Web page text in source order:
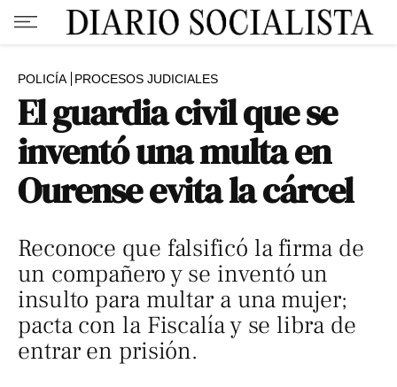
POLICÍA PROCESOS JUDICIALES
El guardia civil que se
inventó una multa en
Ourense evita la cárcel
Reconoce que falsificó la firma de
un compañero y se inventó un
insulto para multar a una mujer;
pacta con la Fiscalía y se libra de
entrar en prisión.